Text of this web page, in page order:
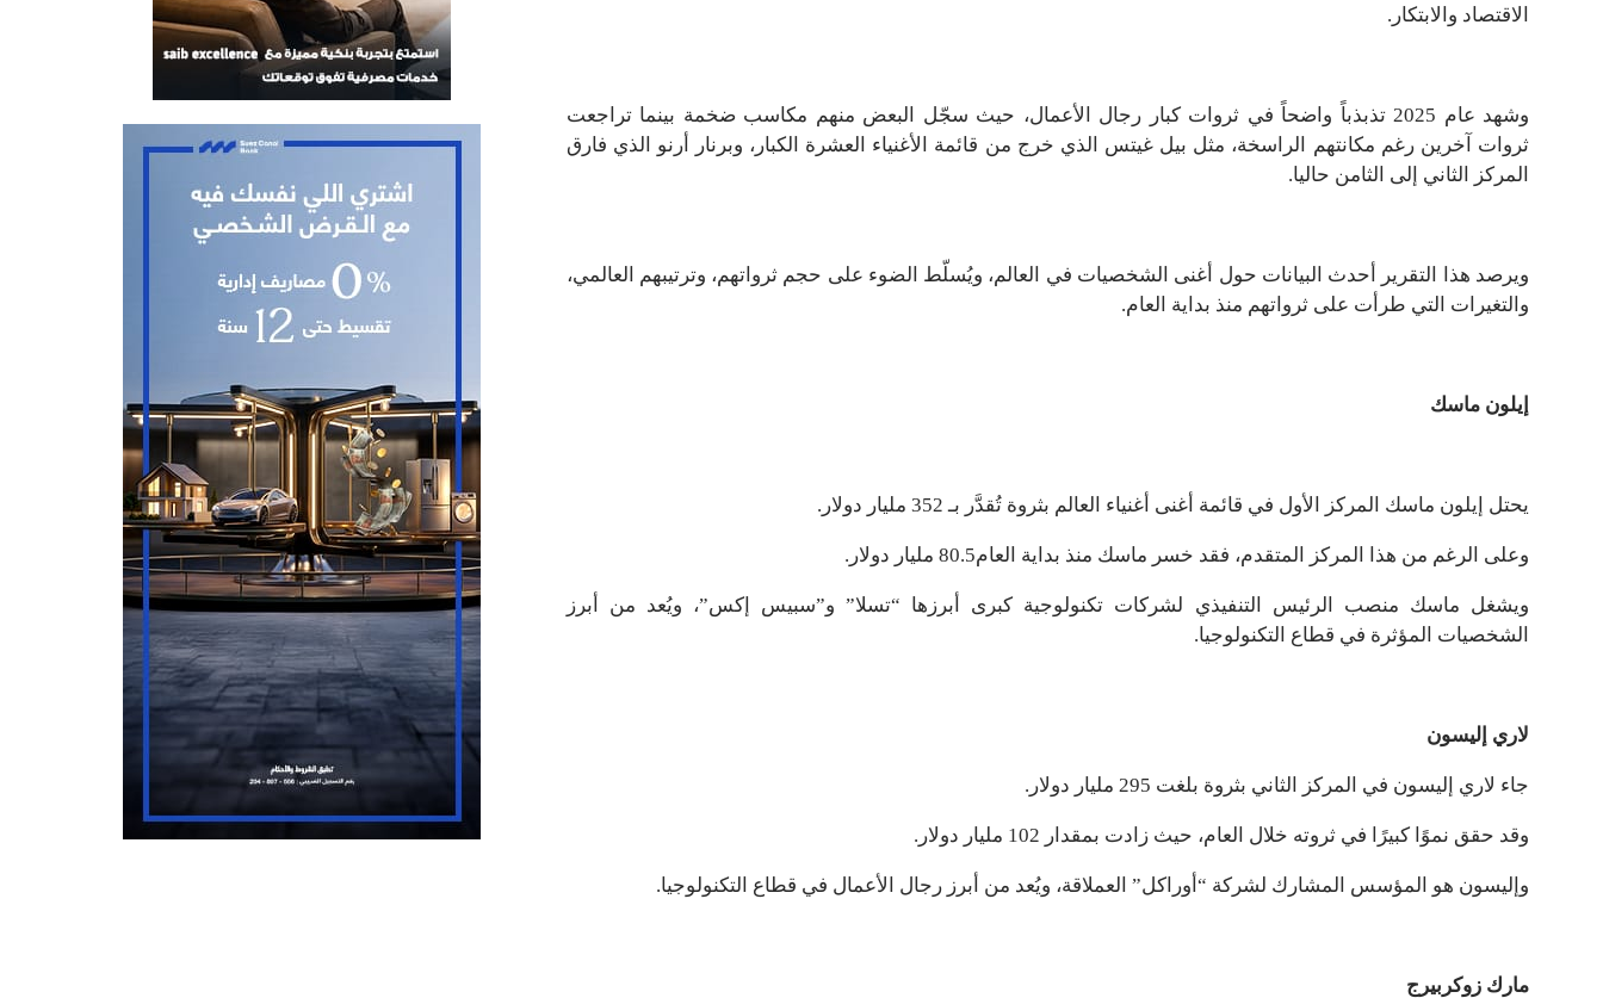
الاقتصاد والابتكار.
وشهد عام 2025 تذبذباً واضحاً في ثروات كبار رجال الأعمال، حيث سجّل البعض منهم مكاسب ضخمة بينما تراجعت
ثروات آخرين رغم مكانتهم الراسخة، مثل بيل غيتس الذي خرج من قائمة الأغنياء العشرة الكبار، وبرنار أرنو الذي فارق
المركز الثاني إلى الثامن حاليا.
ويرصد هذا التقرير أحدث البيانات حول أغنى الشخصيات في العالم، ويُسلّط الضوء على حجم ثرواتهم، وترتيبهم العالمي،
والتغيرات التي طرأت على ثرواتهم منذ بداية العام.
إيلون ماسك
يحتل إيلون ماسك المركز الأول في قائمة أغنى أغنياء العالم بثروة تُقدَّر بـ 352 مليار دولار.
وعلى الرغم من هذا المركز المتقدم، فقد خسر ماسك منذ بداية العام80.5 مليار دولار.
ويشغل ماسك منصب الرئيس التنفيذي لشركات تكنولوجية كبرى أبرزها “تسلا” و”سبيس إكس”، ويُعد من أبرز
الشخصيات المؤثرة في قطاع التكنولوجيا.
لاري إليسون
جاء لاري إليسون في المركز الثاني بثروة بلغت 295 مليار دولار.
وقد حقق نموًا كبيرًا في ثروته خلال العام، حيث زادت بمقدار 102 مليار دولار.
وإليسون هو المؤسس المشارك لشركة “أوراكل” العملاقة، ويُعد من أبرز رجال الأعمال في قطاع التكنولوجيا.
مارك زوكربيرج